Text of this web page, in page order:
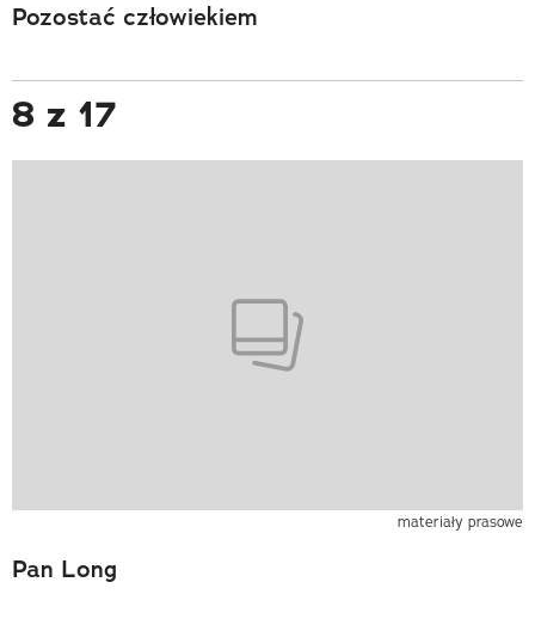
Pozostać człowiekiem
8 z 17
materiały prasowe
Pan Long